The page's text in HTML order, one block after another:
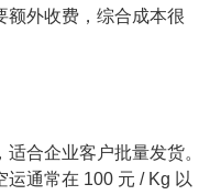
额外收费，综合成本很
合企业客户批量发货。
通常在 100 元 / Kg 以